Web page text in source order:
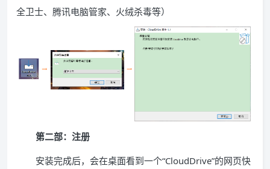
全卫士、腾讯电脑管家、火绒杀毒等）
第二部：注册
安装完成后，会在桌面看到一个“CloudDrive”的网页快